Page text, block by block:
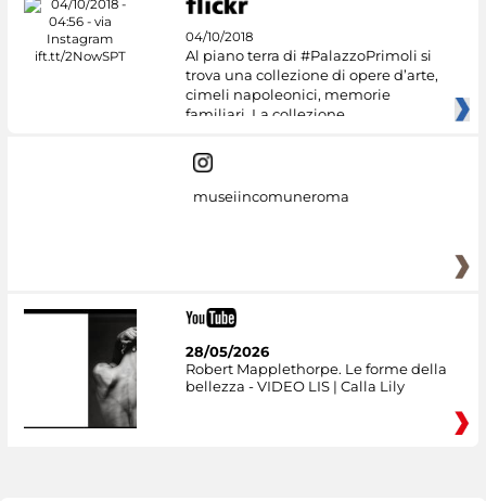
04/10/2018
Al piano terra di #PalazzoPrimoli si
trova una collezione di opere d’arte,
cimeli napoleonici, memorie
familiari. La collezione
museiincomuneroma
28/05/2026
Robert Mapplethorpe. Le forme della
bellezza - VIDEO LIS | Calla Lily